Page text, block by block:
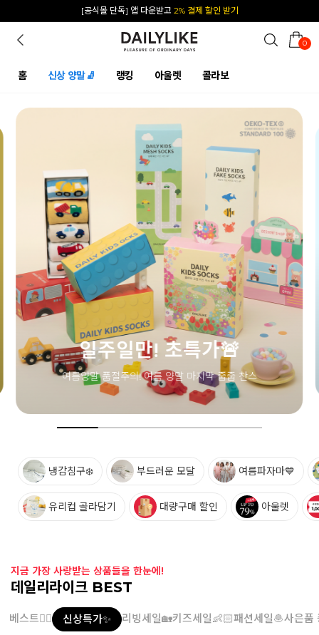
카카오 플친 추가하면1천원 즉시 할인 쿠폰
0
홈 신상 양말🧦 랭킹 아울렛 콜라보
냉감침구❄️ 부드러운 모달 여름파자마💙
유리컵 골라담기 대량구매 할인 아울렛
지금 가장 사랑받는 상품들을 한눈에!
데일리라이크 BEST
베스트👍🏻 신상특가✨ 리빙세일🏡키즈세일👶🏻패션세일🧆사은품